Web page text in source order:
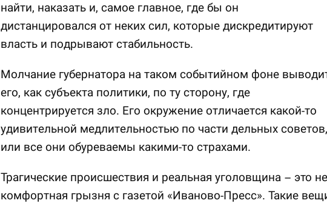
найти, наказать и, самое главное, где бы он
дистанцировался от неких сил, которые дискредитируют
власть и подрывают стабильность.
Молчание губернатора на таком событийном фоне
его, как субъекта политики, по ту сторону, где
концентрируется зло. Его окружение отличается какой-то
удивительной медлительностью по части дельных советов,
или все они обуреваемы какими-то страхами.
Трагические происшествия и реальная уголовщина – это не
комфортная грызня с газетой «Иваново-Пресс». Такие